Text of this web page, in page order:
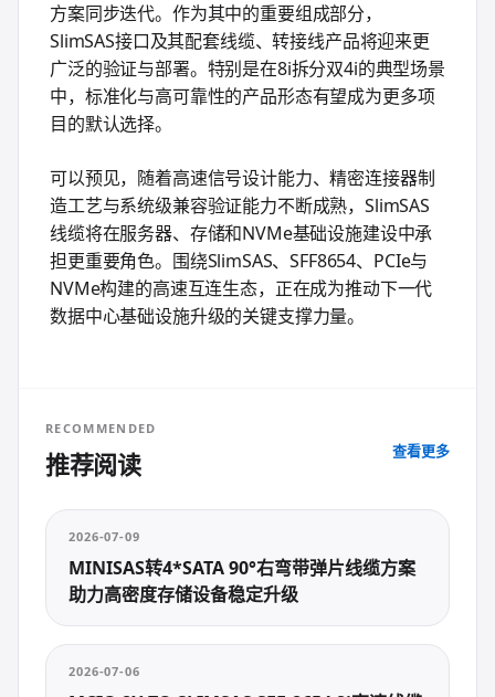
方案同步迭代。作为其中的重要组成部分，
SlimSAS接口及其配套线缆、转接线产品将迎来更
广泛的验证与部署。特别是在8i拆分双4i的典型场景
中，标准化与高可靠性的产品形态有望成为更多项
目的默认选择。
可以预见，随着高速信号设计能力、精密连接器制
造工艺与系统级兼容验证能力不断成熟，SlimSAS
线缆将在服务器、存储和NVMe基础设施建设中承
担更重要角色。围绕SlimSAS、SFF8654、PCIe与
NVMe构建的高速互连生态，正在成为推动下一代
数据中心基础设施升级的关键支撑力量。
RECOMMENDED
推荐阅读 查看更多
2026-07-09
MINISAS转4*SATA 90°右弯带弹片线缆方案
助力高密度存储设备稳定升级
2026-07-06